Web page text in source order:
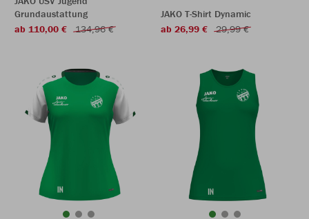
Grundaustattung
ab 110,00 €
134,96 €
JAKO T-Shirt Dynamic
ab 26,99 €
29,99 €